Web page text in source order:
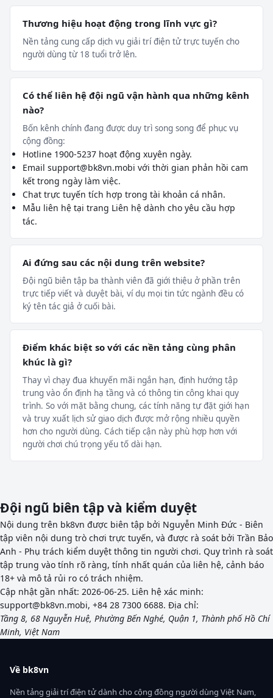
Thương hiệu hoạt động trong lĩnh vực gì?
Nền tảng cung cấp dịch vụ giải trí điện tử trực tuyến cho
người dùng từ 18 tuổi trở lên.
Có thể liên hệ đội ngũ vận hành qua những kênh
nào?
Bốn kênh chính đang được duy trì song song để phục vụ
cộng đồng:
Hotline 1900-5237 hoạt động xuyên ngày.
Email support@bk8vn.mobi với thời gian phản hồi cam
kết trong ngày làm việc.
Chat trực tuyến tích hợp trong tài khoản cá nhân.
Mẫu liên hệ tại trang Liên hệ dành cho yêu cầu hợp
tác.
Ai đứng sau các nội dung trên website?
Đội ngũ biên tập ba thành viên đã giới thiệu ở phần trên
trực tiếp viết và duyệt bài, ví dụ mọi tin tức ngành đều có
ký tên tác giả ở cuối bài.
Điểm khác biệt so với các nền tảng cùng phân
khúc là gì?
Thay vì chạy đua khuyến mãi ngắn hạn, định hướng tập
trung vào ổn định hạ tầng và có thông tin công khai quy
trình. So với mặt bằng chung, các tính năng tự đặt giới hạn
và truy xuất lịch sử giao dịch được mở rộng nhiều quyền
hơn cho người dùng. Cách tiếp cận này phù hợp hơn với
người chơi chú trọng yếu tố dài hạn.
Đội ngũ biên tập và kiểm duyệt
Nội dung trên bk8vn được biên tập bởi Nguyễn Minh Đức - Biên
tập viên nội dung trò chơi trực tuyến, và được rà soát bởi Trần Bảo
Anh - Phụ trách kiểm duyệt thông tin người chơi. Quy trình rà soát
tập trung vào tính rõ ràng, tính nhất quán của liên hệ, cảnh báo
18+ và mô tả rủi ro có trách nhiệm.
Cập nhật gần nhất: 2026-06-25. Liên hệ xác minh:
support@bk8vn.mobi, +84 28 7300 6688. Địa chỉ:
Tầng 8, 68 Nguyễn Huệ, Phường Bến Nghé, Quận 1, Thành phố Hồ Chí
Minh, Việt Nam
Về bk8vn
Nền tảng giải trí điện tử dành cho cộng đồng người dùng Việt Nam,